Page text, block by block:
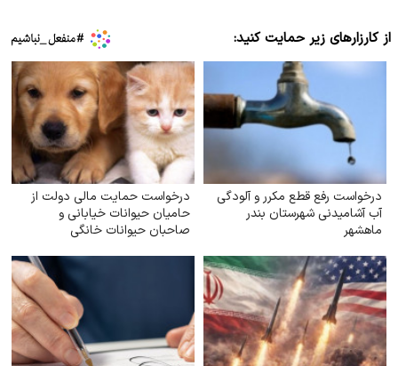
از کارزارهای زیر حمایت کنید:
درخواست رفع قطع مکرر و آلودگی
آب آشامیدنی شهرستان بندر
ماهشهر
درخواست حمایت مالی دولت از
حامیان حیوانات خیابانی و
صاحبان حیوانات خانگی